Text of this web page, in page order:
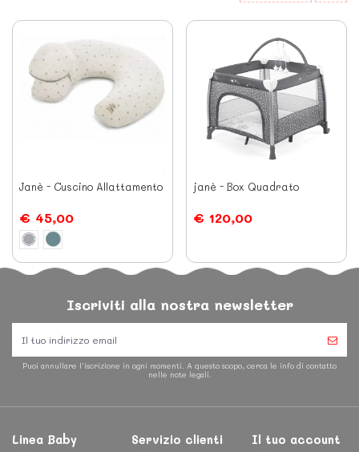
Janè - Cuscino Allattamento
€ 45,00
janè - Box Quadrato
€ 120,00
Iscriviti alla nostra newsletter
Puoi annullare l'iscrizione in ogni momenti. A questo scopo, cerca le info di contatto
nelle note legali.
Linea Baby Servizio clienti Il tuo account